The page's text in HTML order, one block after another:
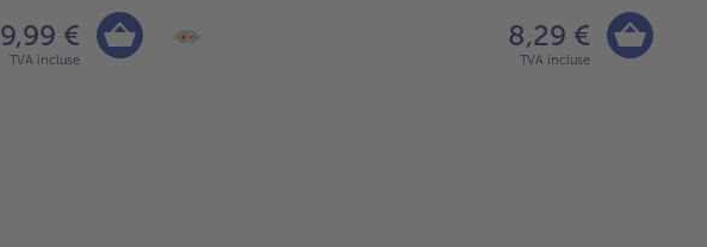
9,99 €
TVA incluse
8,29 €
TVA incluse